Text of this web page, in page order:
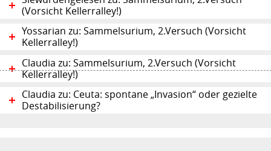
(Vorsicht Kellerralley!)
Yossarian zu: Sammelsurium, 2.Versuch (Vorsicht
Kellerralley!)
Claudia zu: Sammelsurium, 2.Versuch (Vorsicht
Kellerralley!)
Claudia zu: Ceuta: spontane „Invasion“ oder gezielte
Destabilisierung?